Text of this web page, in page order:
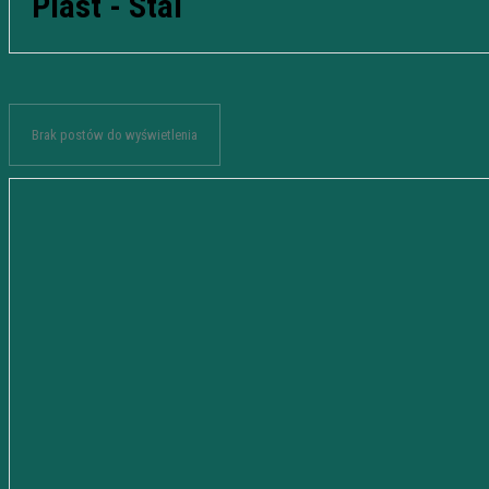
Brak postów do wyświetlenia